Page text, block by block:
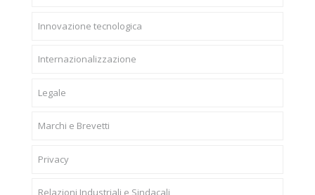
Innovazione tecnologica
Internazionalizzazione
Legale
Marchi e Brevetti
Privacy